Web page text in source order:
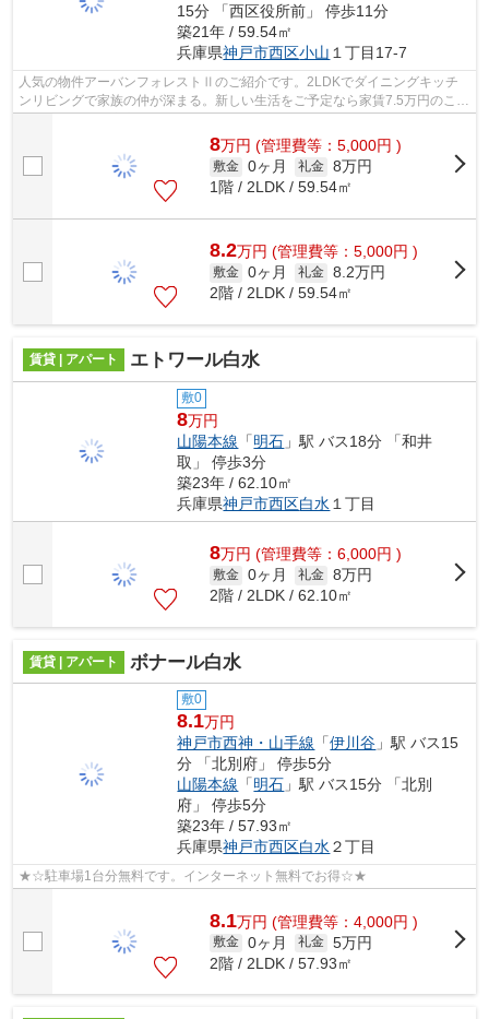
15分 「西区役所前」 停歩11分
築21年 / 59.54㎡
兵庫県神戸市西区小山 １丁目17-7
人気の物件アーバンフォレストⅡのご紹介です。2LDKでダイニングキッチ
ンリビングで家族の仲が深まる。新しい生活をご予定なら家賃7.5万円のこの
物件がお勧め。安心して自転車を停めら...
8万円 (管理費等：5,000円 )
敷金 0ヶ月 礼金 8万円
1階 / 2LDK / 59.54㎡
8.2万円 (管理費等：5,000円 )
敷金 0ヶ月 礼金 8.2万円
2階 / 2LDK / 59.54㎡
賃貸 | アパート エトワール白水
敷0
8万円
山陽本線 「明石 」駅 バス18分 「和井
取」 停歩3分
築23年 / 62.10㎡
兵庫県神戸市西区白水 １丁目
8万円 (管理費等：6,000円 )
敷金 0ヶ月 礼金 8万円
2階 / 2LDK / 62.10㎡
賃貸 | アパート ボナール白水
敷0
8.1万円
神戸市西神・山手線 「伊川谷 」駅 バス15
分 「北別府」 停歩5分
山陽本線 「明石 」駅 バス15分 「北別
府」 停歩5分
築23年 / 57.93㎡
兵庫県神戸市西区白水２丁目
★☆駐車場1台分無料です。インターネット無料でお得☆★
8.1万円 (管理費等：4,000円 )
敷金 0ヶ月 礼金 5万円
2階 / 2LDK / 57.93㎡